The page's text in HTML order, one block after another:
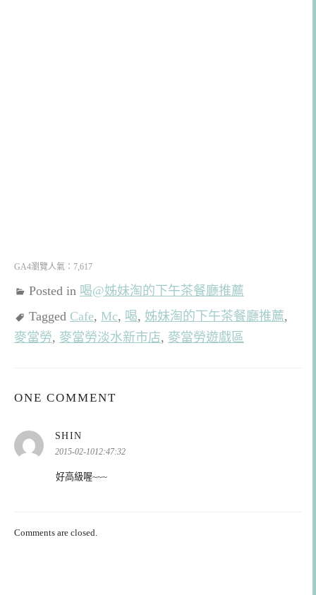
GA4瀏覽人氣：7,617
Posted in 喝@姊妹淘的下午茶餐廳推薦
Tagged Cafe, Mc, 喝, 姊妹淘的下午茶餐廳推薦,
麥當勞, 麥當勞淡水新市店, 麥當勞遊戲區
ONE COMMENT
SHIN
示:
2015-02-1012:47:32
好高級喔~~~
Comments are closed.